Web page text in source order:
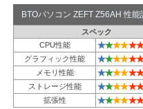
BTOパソコン ZEFT Z56AH 性
スペック
CPU性能
★★★★★★
グラフィック性能 ★★★★★★
メモリ性能 ★★★★★★
ストレージ性能 ★★★★★★
拡張性 ★★★★★★